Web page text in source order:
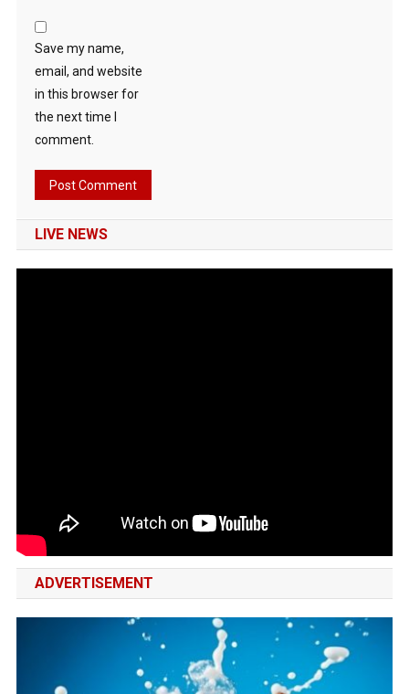
Save my name,
email, and website
in this browser for
the next time I
comment.
LIVE NEWS
ADVERTISEMENT